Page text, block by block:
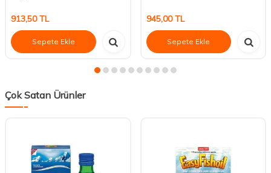
913,50TL
Sepete Ekle
945,00TL
Sepete Ekle
Çok Satan Ürünler